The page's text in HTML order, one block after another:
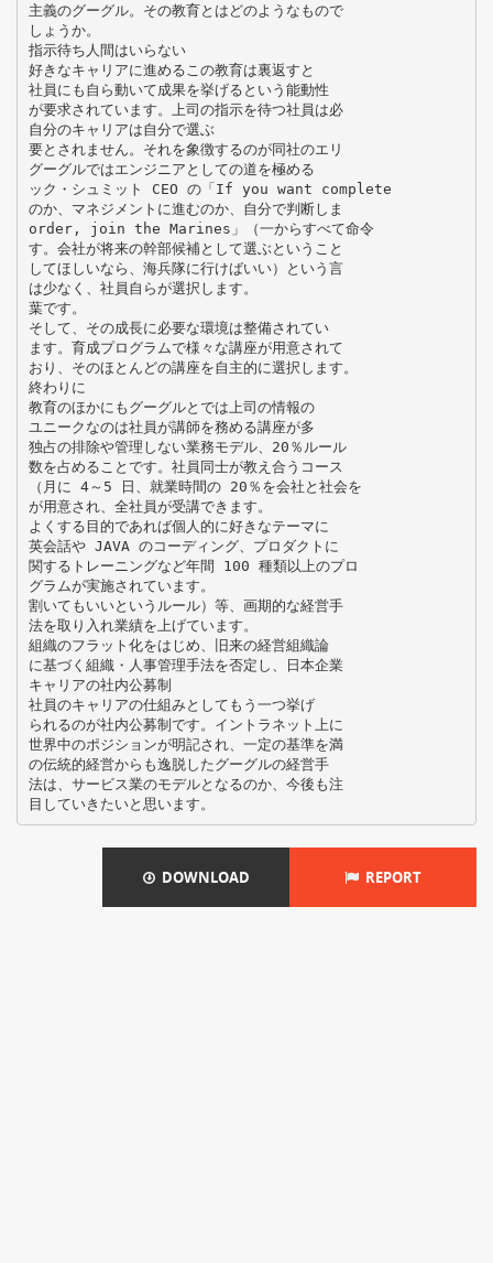
主義のグーグル。その教育とはどのようなもので
しょうか。
指示待ち人間はいらない
好きなキャリアに進めるこの教育は裏返すと
社員にも自ら動いて成果を挙げるという能動性
が要求されています。上司の指示を待つ社員は必
自分のキャリアは自分で選ぶ
要とされません。それを象徴するのが同社のエリ
グーグルではエンジニアとしての道を極める
ック・シュミット CEO の「If you want complete
のか、マネジメントに進むのか、自分で判断しま
order, join the Marines」（一からすべて命令
す。会社が将来の幹部候補として選ぶということ
してほしいなら、海兵隊に行けばいい）という言
は少なく、社員自らが選択します。
葉です。
そして、その成長に必要な環境は整備されてい
ます。育成プログラムで様々な講座が用意されて
おり、そのほとんどの講座を自主的に選択します。
終わりに
教育のほかにもグーグルとでは上司の情報の
ユニークなのは社員が講師を務める講座が多
独占の排除や管理しない業務モデル、20％ルール
数を占めることです。社員同士が教え合うコース
（月に 4～5 日、就業時間の 20％を会社と社会を
が用意され、全社員が受講できます。
よくする目的であれば個人的に好きなテーマに
英会話や JAVA のコーディング、プロダクトに
関するトレーニングなど年間 100 種類以上のプロ
グラムが実施されています。
割いてもいいというルール）等、画期的な経営手
法を取り入れ業績を上げています。
組織のフラット化をはじめ、旧来の経営組織論
に基づく組織・人事管理手法を否定し、日本企業
キャリアの社内公募制
社員のキャリアの仕組みとしてもう一つ挙げ
られるのが社内公募制です。イントラネット上に
世界中のポジションが明記され、一定の基準を満
の伝統的経営からも逸脱したグーグルの経営手
法は、サービス業のモデルとなるのか、今後も注
DOWNLOAD REPORT